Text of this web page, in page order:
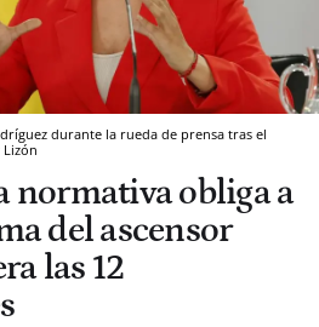
durante la rueda de prensa tras el
Lizón
normativa obliga a
del ascensor
las 12